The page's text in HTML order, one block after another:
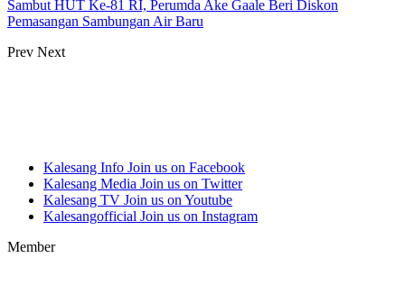
Sambut HUT Ke-81 RI, Perumda Ake Gaale Beri Diskon
Pemasangan Sambungan Air Baru
Prev Next
Kalesang Info Join us on Facebook
Kalesang Media Join us on Twitter
Kalesang TV Join us on Youtube
Kalesangofficial Join us on Instagram
Member